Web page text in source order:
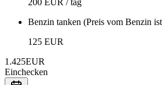
200 EUR / tag
Benzin tanken (Preis vom Benzin
125 EUR
1.425EUR
Einchecken